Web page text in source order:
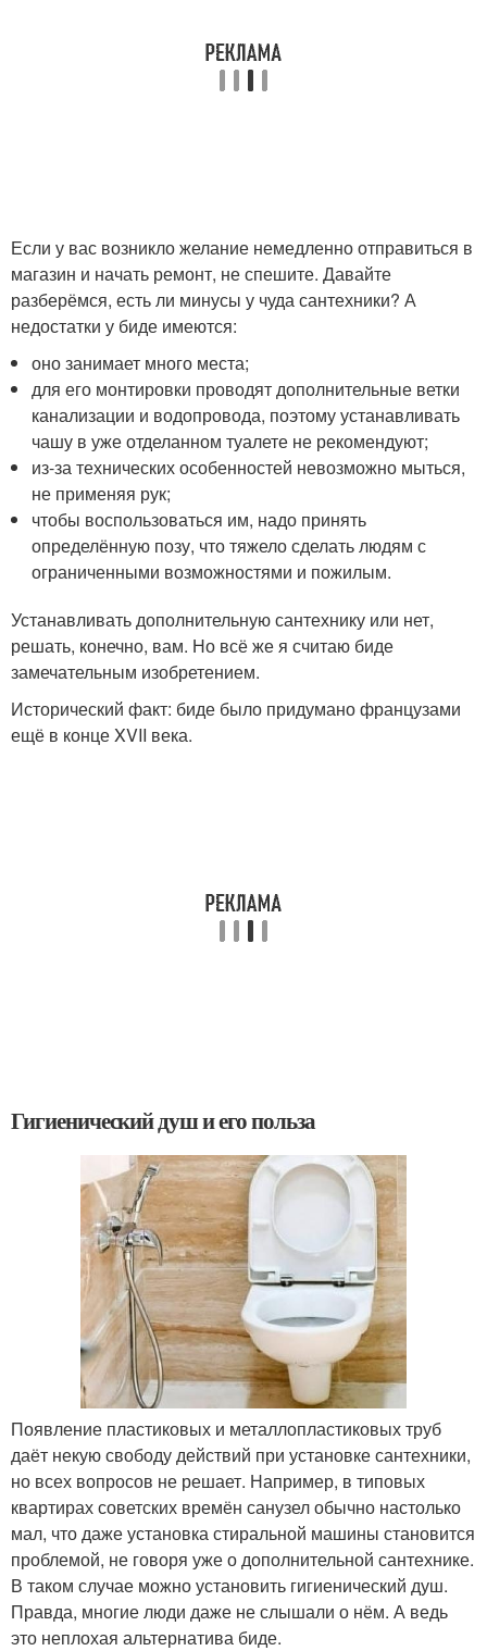
Если у вас возникло желание немедленно отправиться в
магазин и начать ремонт, не спешите. Давайте
разберёмся, есть ли минусы у чуда сантехники? А
недостатки у биде имеются:
оно занимает много места;
для его монтировки проводят дополнительные ветки
канализации и водопровода, поэтому устанавливать
чашу в уже отделанном туалете не рекомендуют;
из-за технических особенностей невозможно мыться,
не применяя рук;
чтобы воспользоваться им, надо принять
определённую позу, что тяжело сделать людям с
ограниченными возможностями и пожилым.
Устанавливать дополнительную сантехнику или нет,
решать, конечно, вам. Но всё же я считаю биде
замечательным изобретением.
Исторический факт: биде было придумано французами
ещё в конце XVII века.
Гигиенический душ и его польза
Появление пластиковых и металлопластиковых труб
даёт некую свободу действий при установке сантехники,
но всех вопросов не решает. Например, в типовых
квартирах советских времён санузел обычно настолько
мал, что даже установка стиральной машины становится
проблемой, не говоря уже о дополнительной сантехнике.
В таком случае можно установить гигиенический душ.
Правда, многие люди даже не слышали о нём. А ведь
это неплохая альтернатива биде.